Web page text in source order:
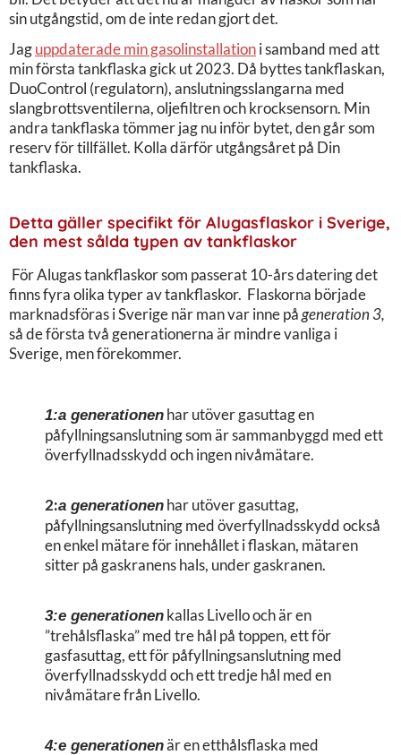
sin utgångstid, om de inte redan gjort det.
Jaguppdaterade min gasolinstallationi samband med att
min första tankflaska gick ut 2023. Då byttes tankflaskan,
DuoControl (regulatorn), anslutningsslangarna med
slangbrottsventilerna, oljefiltren och krocksensorn. Min
andra tankflaska tömmer jag nu inför bytet, den går som
reserv för tillfället. Kolla därför utgångsåret på Din
tankflaska.
Detta gäller specifikt för Alugasflaskor i Sverige,
den mest sålda typen av tankflaskor
För Alugas tankflaskor som passerat 10-års datering det
finns fyra olika typer av tankflaskor. Flaskorna började
marknadsföras i Sverige när man var inne pågeneration 3,
så de första två generationerna är mindre vanliga i
Sverige, men förekommer.
1:a generationen har utöver gasuttag en
påfyllningsanslutning som är sammanbyggd med ett
överfyllnadsskydd och ingen nivåmätare.
2:a generationen har utöver gasuttag,
påfyllningsanslutning med överfyllnadsskydd också
en enkel mätare för innehållet i flaskan, mätaren
sitter på gaskranens hals, under gaskranen.
3:e generationen kallas Livello och är en
”trehålsflaska” med tre hål på toppen, ett för
gasfasuttag, ett för påfyllningsanslutning med
överfyllnadsskydd och ett tredje hål med en
nivåmätare från Livello.
4:e generationenär en etthålsflaska med